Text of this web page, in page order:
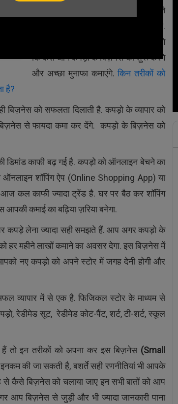
ऐसा ही बिज़नेस है, जिसे अगर आप शुरू करते
हैं तो इस बिज़नेस से मोटी कमाई जरूर होगी.
इस आर्टिकल के माध्यम से हम आपको बताएंगे
कि कैसे आप कपड़ो के बिज़नेस को शुरू करेंगे
और अच्छा मुनाफा कमाएंगे.किन तरीकों को
है?
को सफलता दिलाती है. कपड़ो के व्यापार को
से फायदा कमा कर देंगे. कपड़ो के बिज़नेस को
डिमांड काफी बढ़ गई है. कपड़ो को ऑनलाइन बेचने का
शॉपिंग ऐप (Online Shopping App) या
कल काफी ज्यादा ट्रेंड है. घर पर बैठ कर शॉपिंग
कमाई का बढ़िया ज़रिया बनेगा.
पर कपड़े लेना ज्यादा सही समझते हैं. आप अगर कपड़ो के
हर महीने लाखों कमाने का अवसर देगा. इस बिज़नेस में
नए कपड़ो को अपने स्टोर में जगह देनी होगी और
व्यापार में से एक है. फिजिकल स्टोर के माध्यम से
रेडीमेड सूट, रेडीमेड कोट-पैंट, शर्ट, टी-शर्ट, स्कूल
तो इन तरीकों को अपना कर इस बिज़नेस (Small
की जा सकती है, बशर्ते सही रणनीतियां भी आपके
कैसे बिज़नेस को चलाया जाए इन सभी बातों को आप
बिज़नेस से जुड़ी और भी ज्यादा जानकारी पाना